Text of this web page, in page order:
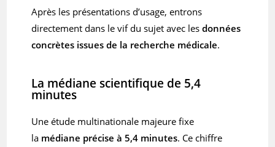
Après les présentations d’usage, entrons
directement dans le vif du sujet avec lesdonnées
concrètes issues de la recherche médicale.
La médiane scientifique de 5,4
minutes
Une étude multinationale majeure fixe
la médiane précise à 5,4 minutes. Ce chiffre